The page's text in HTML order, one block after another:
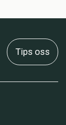
Tips oss